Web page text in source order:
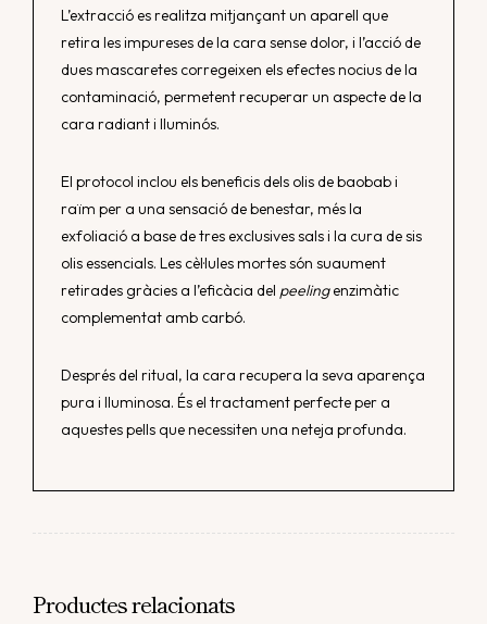
L’extracció es realitza mitjançant un aparell que
retira les impureses de la cara sense dolor, i l’acció de
dues mascaretes corregeixen els efectes nocius de la
contaminació, permetent recuperar un aspecte de la
cara radiant i lluminós.
El protocol inclou els beneficis dels olis de baobab i
raïm per a una sensació de benestar, més la
exfoliació a base de tres exclusives sals i la cura de sis
olis essencials. Les cèl·lules mortes són suaument
retirades gràcies a l’eficàcia del peelingenzimàtic
complementat amb carbó.
Després del ritual, la cara recupera la seva aparença
pura i lluminosa. És el tractament perfecte per a
aquestes pells que necessiten una neteja profunda.
Productes relacionats